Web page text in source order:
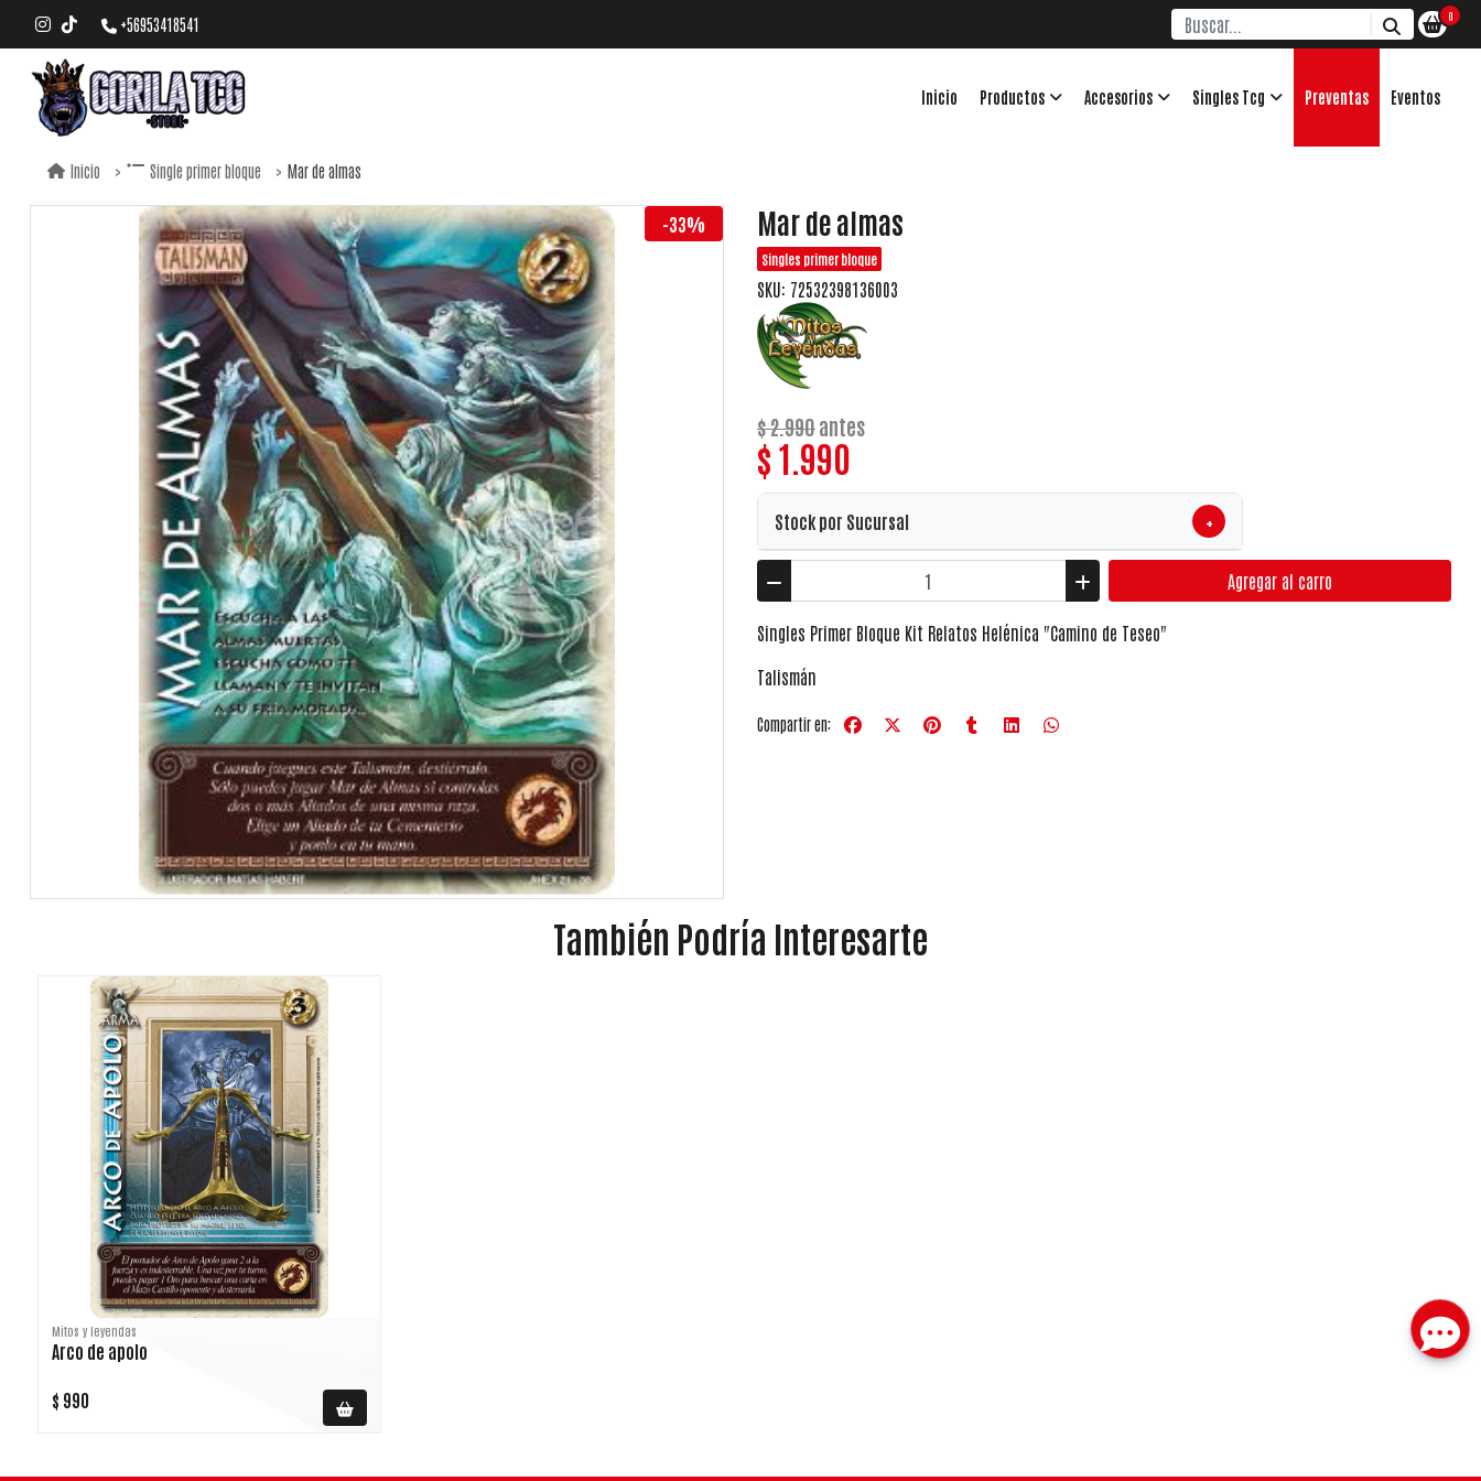
+56953418541 0
Inicio Productos Accesorios Singles Tcg Preventas Eventos
Inicio Single primer bloque Mar de almas
-33% Mar de almas
Singles primer bloque
SKU: 72532398136003
$ 2.990antes
$ 1.990
Stock por Sucursal +
Agregar al carro
Singles Primer Bloque Kit Relatos Helénica "Camino de Teseo"
Talismán
Compartir en:
También Podría Interesarte
Mitos y leyendas
Arco de apolo
$ 990